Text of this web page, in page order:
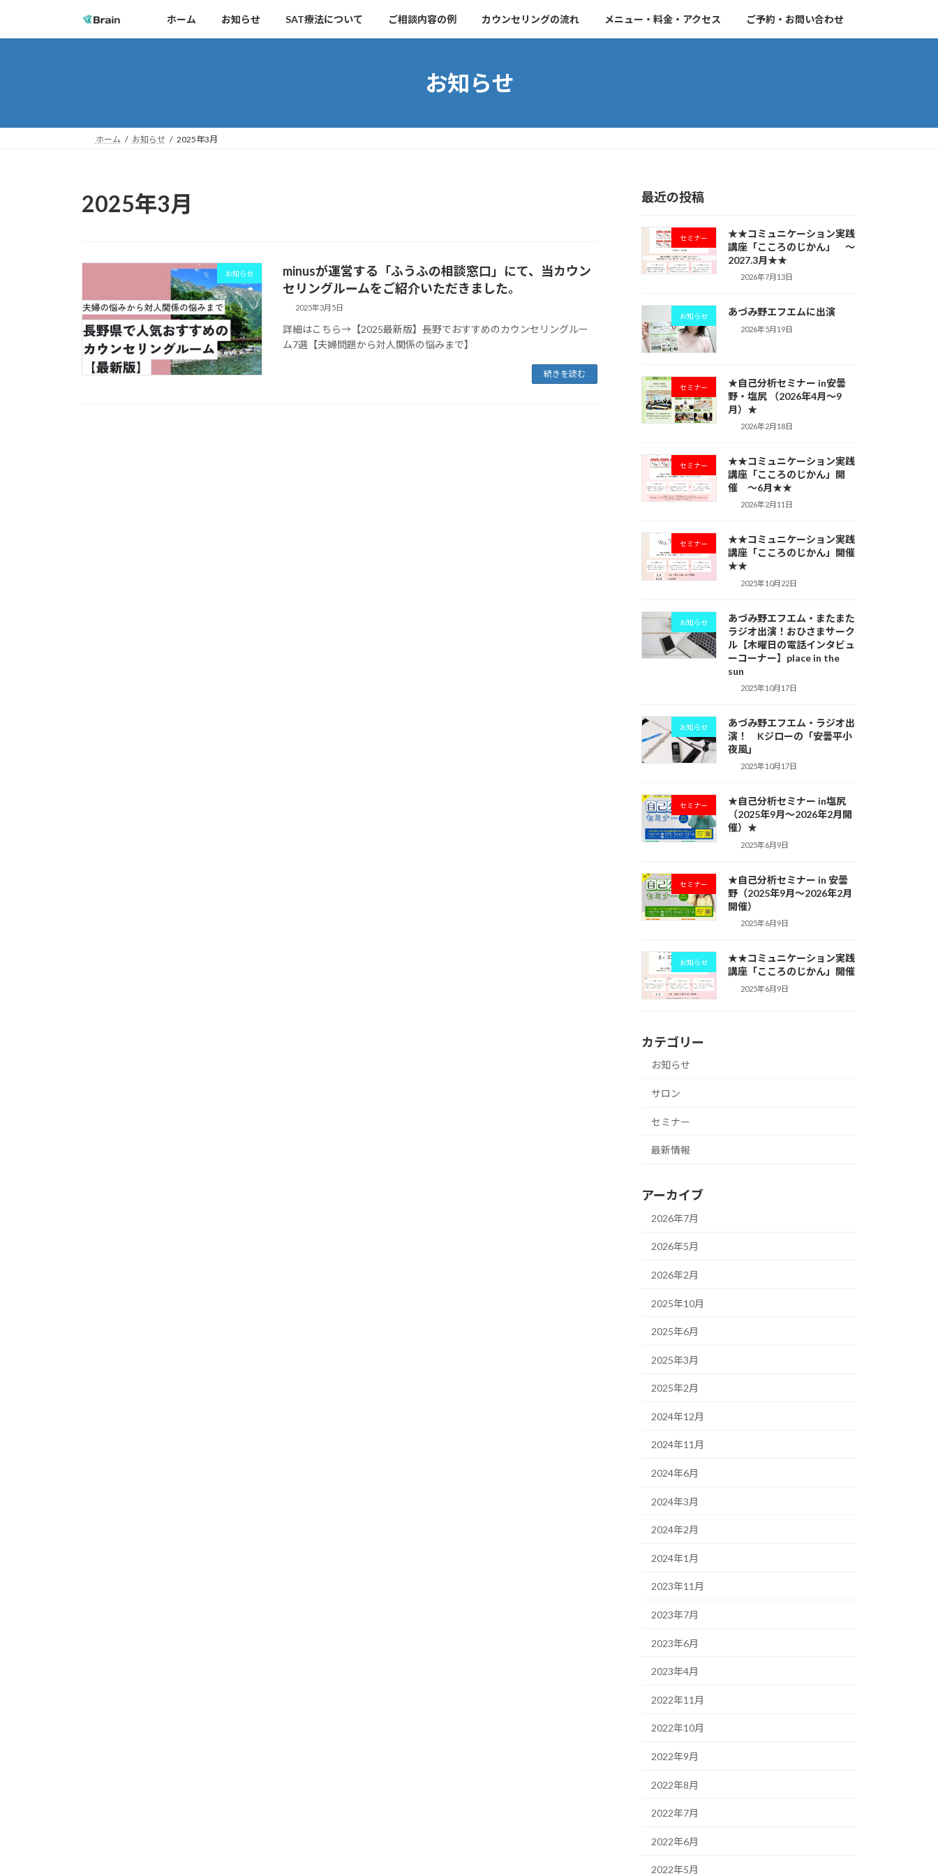
テ
キ
ゲ
に
ホーム お知らせ SAT療法について ご相談内容の例 カウンセリングの流れ メニュー・料金・アクセス ご予約・お問い合わせ
お知らせ
ホーム お知らせ 2025年3月
2025年3月
お知らせ
minusが運営する「ふうふの相談窓口」にて、当カウン
セリングルームをご紹介いただきました。
2025年3月5日
詳細はこちら→【2025最新版】長野でおすすめのカウンセリングルー
ム7選【夫婦問題から対人関係の悩みまで】
続きを読む
最近の投稿
セミナー
★★コミュニケーション実践
講座「こころのじかん」 ～
2027.3月★★
2026年7月13日
お知らせ あづみ野エフエムに出演
2026年5月19日
セミナー
★自己分析セミナー in安曇
野・塩尻 （2026年4月～9
月）★
2026年2月18日
セミナー
★★コミュニケーション実践
講座「こころのじかん」開
催 ～6月★★
2026年2月11日
セミナー
★★コミュニケーション実践
講座「こころのじかん」開催
★★
2025年10月22日
お知らせ
あづみ野エフエム・またまた
ラジオ出演！おひさまサーク
ル【木曜日の電話インタビュ
ーコーナー】place in the
sun
2025年10月17日
お知らせ
あづみ野エフエム・ラジオ出
演！ Kジローの「安曇平小
夜風」
2025年10月17日
セミナー
★自己分析セミナー in塩尻
（2025年9月～2026年2月開
催）★
2025年6月9日
セミナー
★自己分析セミナー in 安曇
野（2025年9月〜2026年2月
開催）
2025年6月9日
お知らせ
★★コミュニケーション実践
講座「こころのじかん」開催
2025年6月9日
カテゴリー
お知らせ
サロン
セミナー
最新情報
アーカイブ
2026年7月
2026年5月
2026年2月
2025年10月
2025年6月
2025年3月
2025年2月
2024年12月
2024年11月
2024年6月
2024年3月
2024年2月
2024年1月
2023年11月
2023年7月
2023年6月
2023年4月
2022年11月
2022年10月
2022年9月
2022年8月
2022年7月
2022年6月
2022年5月